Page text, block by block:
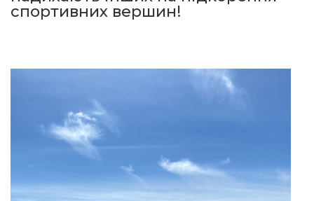
спортивних вершин!